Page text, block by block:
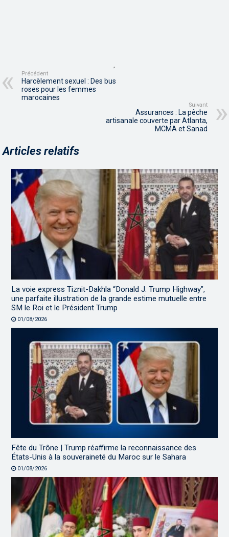
,
Précédent
Harcèlement sexuel : Des bus
roses pour les femmes
marocaines
Suivant
Assurances : La pêche
artisanale couverte par Atlanta,
MCMA et Sanad
Articles relatifs
La voie express Tiznit-Dakhla “Donald J. Trump Highway”,
une parfaite illustration de la grande estime mutuelle entre
SM le Roi et le Président Trump
01/08/2026
Fête du Trône | Trump réaffirme la reconnaissance des
États-Unis à la souveraineté du Maroc sur le Sahara
01/08/2026